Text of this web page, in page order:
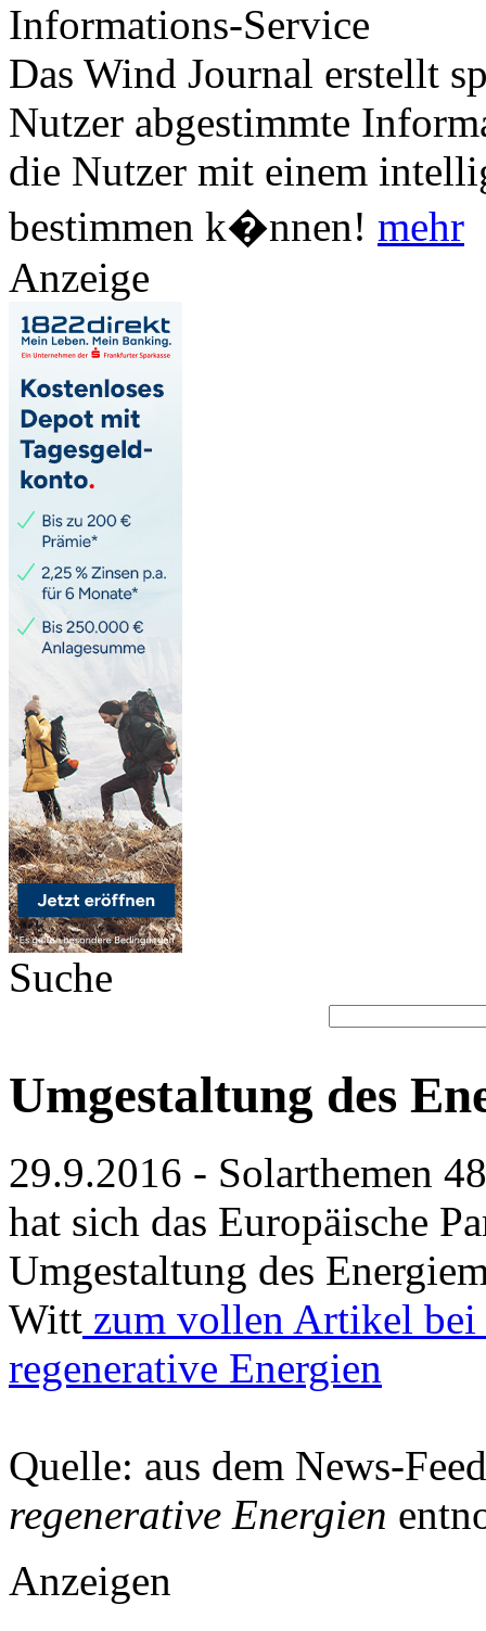
Informations-Service
Das Wind Journal erstellt
Nutzer abgestimmte
die Nutzer mit einem
bestimmen k�nnen! mehr
Anzeige
Suche
Umgestaltung des
29.9.2016 - Solarthemen
hat sich das Europäische
Umgestaltung des
Witt zum vollen Artikel
regenerative Energien
Quelle: aus dem News-
regenerative Energien
Anzeigen